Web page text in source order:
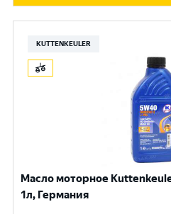
KUTTENKEULER
Масло моторное
1л, Германия